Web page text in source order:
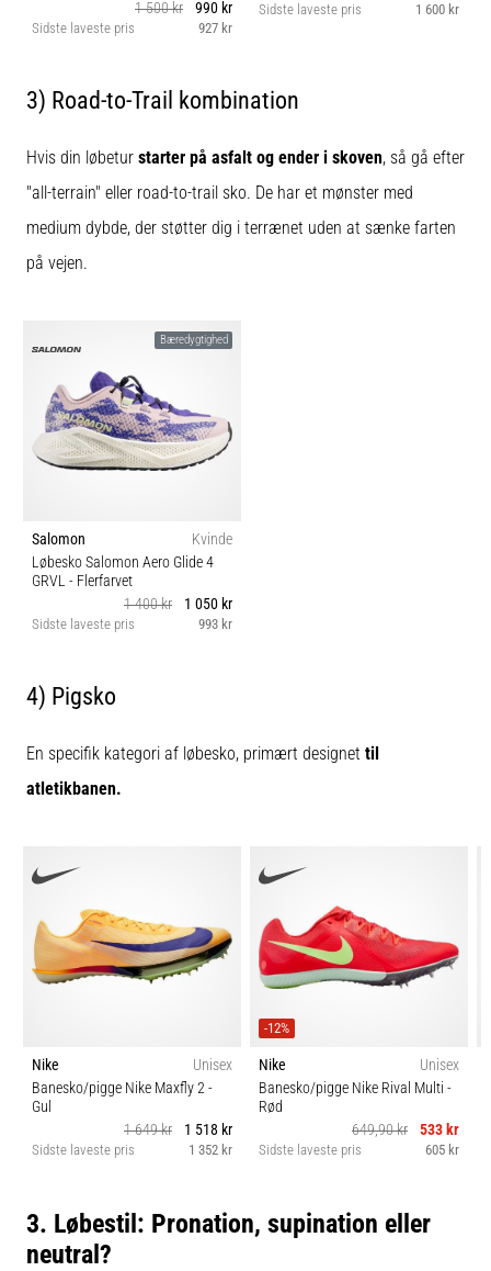
1 500 kr
990 kr
Sidste laveste pris 927 kr
Sidste laveste pris 1 600 kr
3) Road-to-Trail kombination
Hvis din løbetur starter på asfalt og ender i skoven, så gå efter
"all-terrain" eller road-to-trail sko. De har et mønster med
medium dybde, der støtter dig i terrænet uden at sænke farten
på vejen.
Bæredygtighed
Salomon
Kvinde
Løbesko Salomon Aero Glide 4
GRVL - Flerfarvet
1 400 kr
1 050 kr
Sidste laveste pris 993 kr
4) Pigsko
En specifik kategori af løbesko, primært designet til
atletikbanen.
Nike
Unisex
Banesko/pigge Nike Maxfly 2-
Gul
1 649 kr
1 518 kr
Sidste laveste pris 1 352 kr
-12%
Nike
Unisex
Banesko/pigge Nike Rival Multi -
Rød
649,90 kr
533 kr
Sidste laveste pris 605 kr
3. Løbestil: Pronation, supination eller
neutral?